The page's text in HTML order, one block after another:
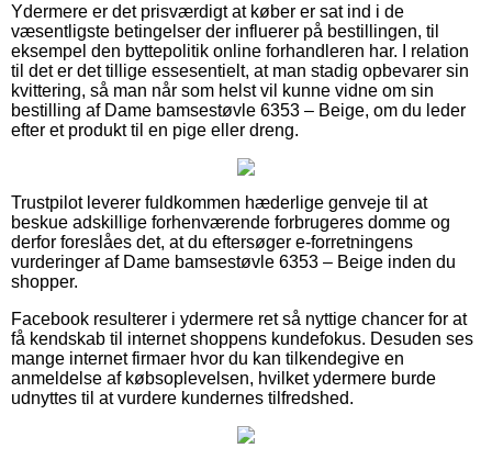
Ydermere er det prisværdigt at køber er sat ind i de
væsentligste betingelser der influerer på bestillingen, til
eksempel den byttepolitik online forhandleren har. I relation
til det er det tillige essesentielt, at man stadig opbevarer sin
kvittering, så man når som helst vil kunne vidne om sin
bestilling af Dame bamsestøvle 6353 – Beige, om du leder
efter et produkt til en pige eller dreng.
Trustpilot leverer fuldkommen hæderlige genveje til at
beskue adskillige forhenværende forbrugeres domme og
derfor foreslåes det, at du eftersøger e-forretningens
vurderinger af Dame bamsestøvle 6353 – Beige inden du
shopper.
Facebook resulterer i ydermere ret så nyttige chancer for at
få kendskab til internet shoppens kundefokus. Desuden ses
mange internet firmaer hvor du kan tilkendegive en
anmeldelse af købsoplevelsen, hvilket ydermere burde
udnyttes til at vurdere kundernes tilfredshed.